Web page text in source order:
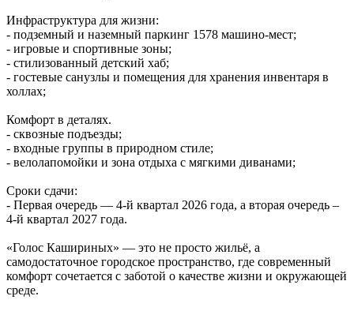
Инфраструктура для жизни:
- подземный и наземный паркинг 1578 машино‑мест;
- игровые и спортивные зоны;
- стилизованный детский хаб;
- гостевые санузлы и помещения для хранения инвентаря в
холлах;
Комфорт в деталях.
- сквозные подъезды;
- входные группы в природном стиле;
- велолапомойки и зона отдыха с мягкими диванами;
Сроки сдачи:
- Первая очередь — 4‑й квартал 2026 года, а вторая очередь –
4-й квартал 2027 года.
«Голос Кашириных» — это не просто жильё, а
самодостаточное городское пространство, где современный
комфорт сочетается с заботой о качестве жизни и окружающей
среде.